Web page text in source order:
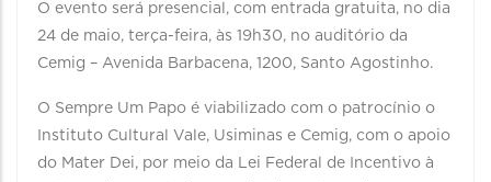
O evento será presencial, com entrada gratuita, no dia
24 de maio, terça-feira, às 19h30, no auditório da
Cemig – Avenida Barbacena, 1200, Santo Agostinho.
O Sempre Um Papo é viabilizado com o patrocínio o
Instituto Cultural Vale, Usiminas e Cemig, com o apoio
do Mater Dei, por meio da Lei Federal de Incentivo à